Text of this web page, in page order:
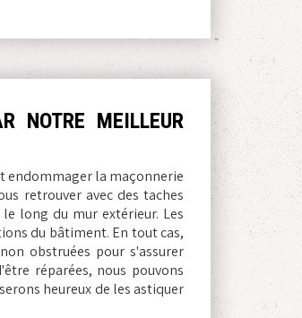
NOTRE MEILLEUR
endommager la maçonnerie
retrouver avec des taches
long du mur extérieur. Les
du bâtiment. En tout cas,
obstruées pour s'assurer
réparées, nous pouvons
heureux de les astiquer